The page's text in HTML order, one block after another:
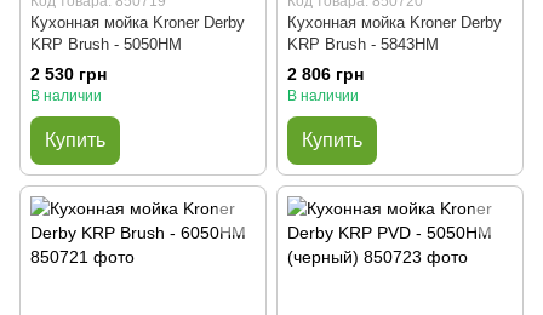
Кухонная мойка Kroner Derby
KRP Brush - 5050HM
2 530 грн
В наличии
Купить
Кухонная мойка Kroner Derby
KRP Brush - 5843HM
2 806 грн
В наличии
Купить